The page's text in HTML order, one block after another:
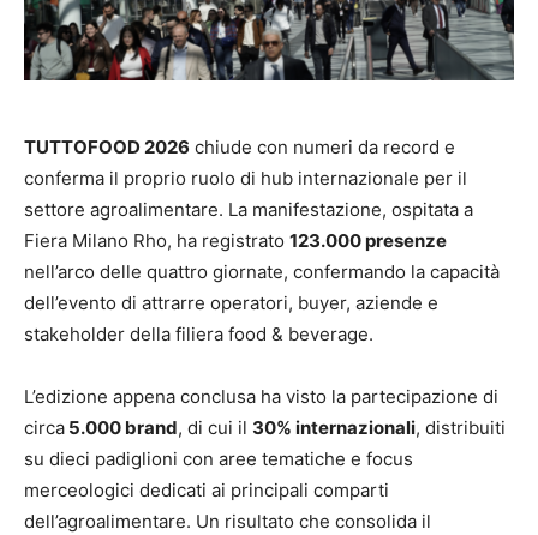
TUTTOFOOD 2026 chiude con numeri da record e
conferma il proprio ruolo di hub internazionale per il
settore agroalimentare. La manifestazione, ospitata a
Fiera Milano Rho, ha registrato 123.000 presenze
nell’arco delle quattro giornate, confermando la capacità
dell’evento di attrarre operatori, buyer, aziende e
stakeholder della filiera food & beverage.
L’edizione appena conclusa ha visto la partecipazione di
circa 5.000 brand, di cui il 30% internazionali, distribuiti
su dieci padiglioni con aree tematiche e focus
merceologici dedicati ai principali comparti
dell’agroalimentare. Un risultato che consolida il